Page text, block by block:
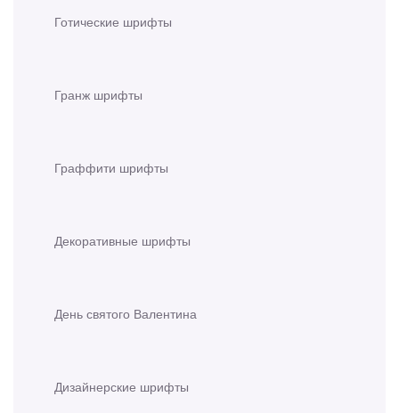
Готические шрифты
Гранж шрифты
Граффити шрифты
Декоративные шрифты
День святого Валентина
Дизайнерские шрифты